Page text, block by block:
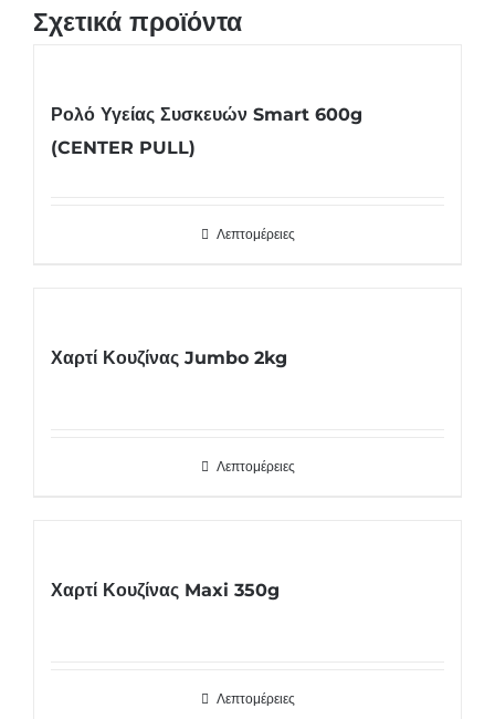
Σχετικά προϊόντα
Ρολό Υγείας Συσκευών Smart 600g
(CENTER PULL)
Λεπτομέρειες
Χαρτί Κουζίνας Jumbo 2kg
Λεπτομέρειες
Χαρτί Κουζίνας Maxi 350g
Λεπτομέρειες